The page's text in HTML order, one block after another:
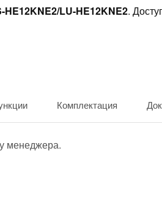
LU-HE12KNE2.
Комплектация
менеджера.